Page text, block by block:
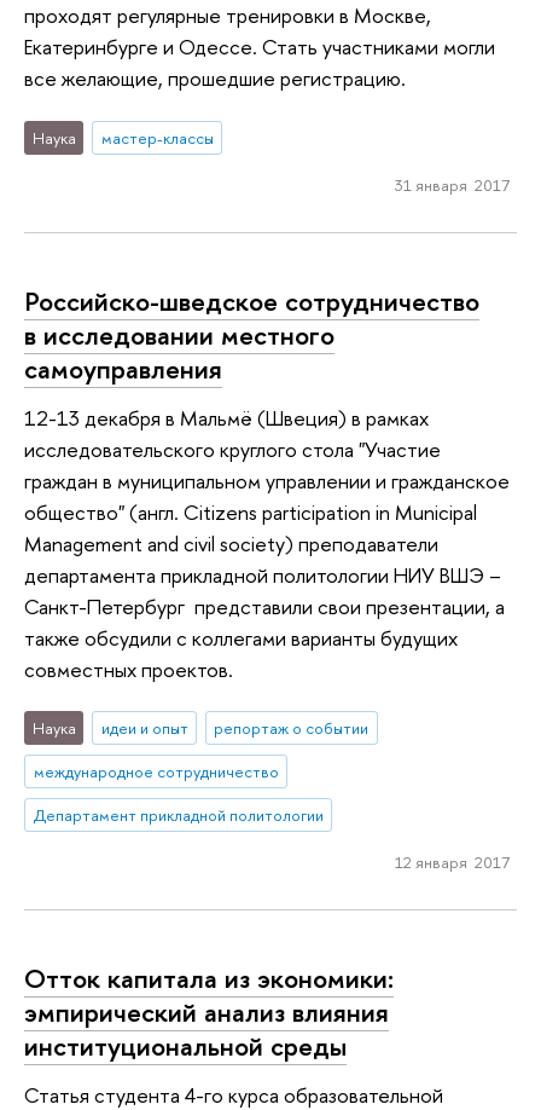
проходят регулярные тренировки в Москве,
Екатеринбурге и Одессе. Стать участниками могли
все желающие, прошедшие регистрацию.
Наука мастер-классы
31 января 2017
Российско-шведское сотрудничество
в исследовании местного
самоуправления
12-13 декабря в Мальмё (Швеция) в рамках
исследовательского круглого стола "Участие
граждан в муниципальном управлении и гражданское
общество" (англ. Citizens participation in Municipal
Management and civil society) преподаватели
департамента прикладной политологии НИУ ВШЭ –
Санкт-Петербург представили свои презентации, а
также обсудили с коллегами варианты будущих
совместных проектов.
Наука идеи и опыт
репортаж о событии
международное сотрудничество
Департамент прикладной политологии
12 января 2017
Отток капитала из экономики:
эмпирический анализ влияния
институциональной среды
Статья студента 4-го курса образовательной